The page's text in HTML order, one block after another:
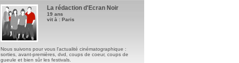
La rédaction d'Ecran Noir
19 ans
vit à : Paris
Nous suivons pour vous l'actualité cinématographique :
sorties, avant-premières, dvd, coups de coeur, coups de
gueule et bien sûr les festivals.